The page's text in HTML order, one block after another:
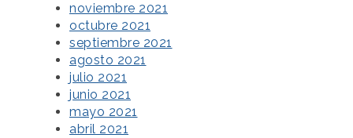
noviembre 2021
octubre 2021
septiembre 2021
agosto 2021
julio 2021
junio 2021
mayo 2021
abril 2021